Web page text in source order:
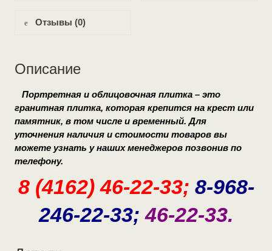
Отзывы (0)
Описание
Портретная и облицовочная плитка – это
гранитная плитка, которая крепится на крест или
памятник, в том числе и временный. Для
уточнения наличия и стоимости товаров вы
можете узнать у наших менеджеров позвонив по
телефону.
8 (4162) 46-22-33; 8-968-
246-22-33; 46-22-33.